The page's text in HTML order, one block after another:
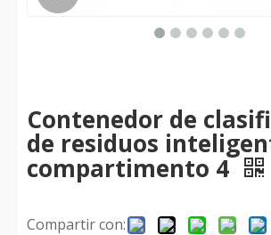
Contenedor de
de residuos
compartimento 4
Compartir con: